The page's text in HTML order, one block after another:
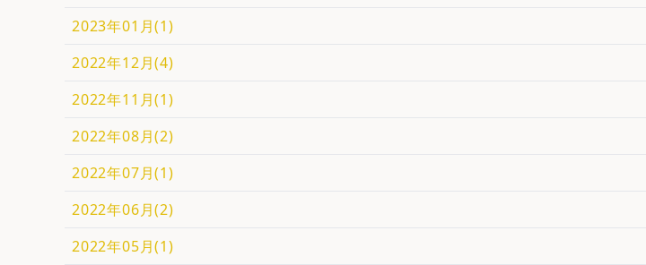
2023年01月(1)
2022年12月(4)
2022年11月(1)
2022年08月(2)
2022年07月(1)
2022年06月(2)
2022年05月(1)